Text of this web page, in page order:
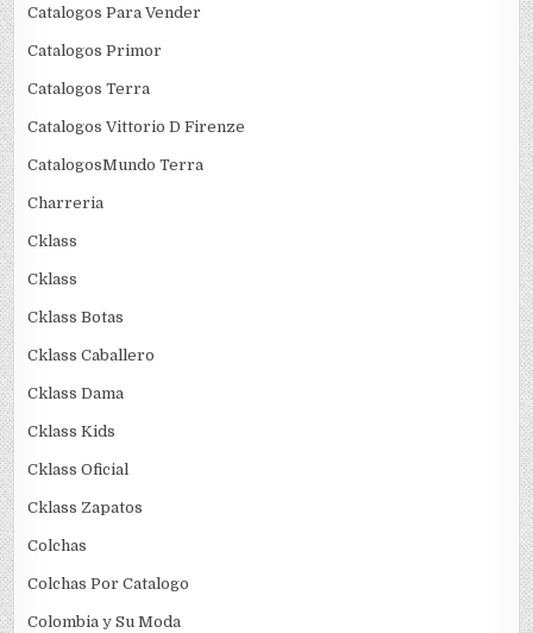
Catalogos Para Vender
Catalogos Primor
Catalogos Terra
Catalogos Vittorio D Firenze
CatalogosMundo Terra
Charreria
Cklass
Cklass
Cklass Botas
Cklass Caballero
Cklass Dama
Cklass Kids
Cklass Oficial
Cklass Zapatos
Colchas
Colchas Por Catalogo
Colombia y Su Moda